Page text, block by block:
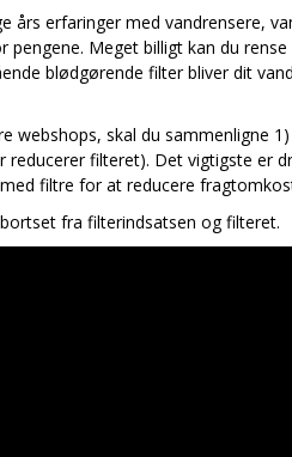
års erfaringer med vandrensere,
Meget billigt kan du rense
blødgørende filter bliver dit
webshops, skal du sammenligne
filteret). Det vigtigste er
filtre for at reducere
fra filterindsatsen og filteret.